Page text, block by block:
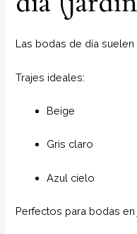
Las bodas de día suelen
Trajes ideales:
Beige
Gris claro
Azul cielo
Perfectos para bodas